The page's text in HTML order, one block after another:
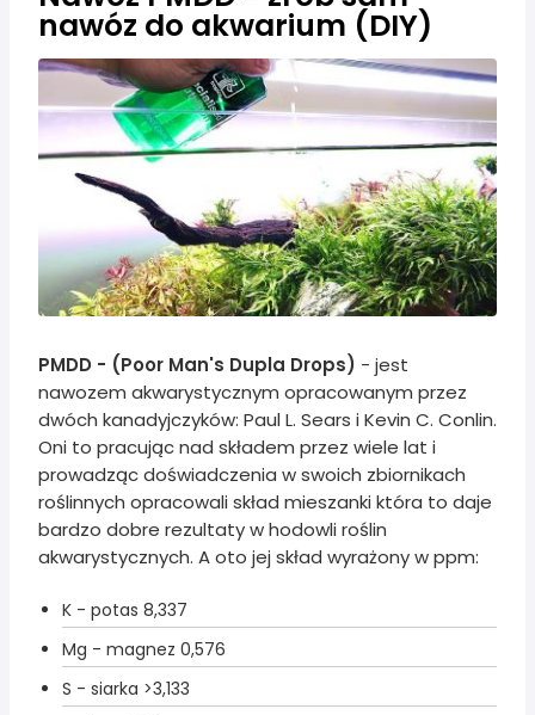
nawóz do akwarium (DIY)
Informacje o artykule
PMDD - (Poor Man's Dupla Drops) - jest
nawozem akwarystycznym opracowanym przez
dwóch kanadyjczyków: Paul L. Sears i Kevin C. Conlin.
Oni to pracując nad składem przez wiele lat i
prowadząc doświadczenia w swoich zbiornikach
roślinnych opracowali skład mieszanki która to daje
bardzo dobre rezultaty w hodowli roślin
akwarystycznych. A oto jej skład wyrażony w ppm:
K - potas 8,337
Mg - magnez 0,576
S - siarka >3,133